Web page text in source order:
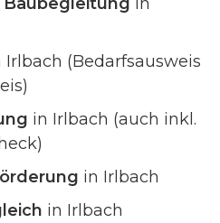
Irlbach (Bedarfsausweis
in Irlbach (auch inkl.
in Irlbach
in Irlbach